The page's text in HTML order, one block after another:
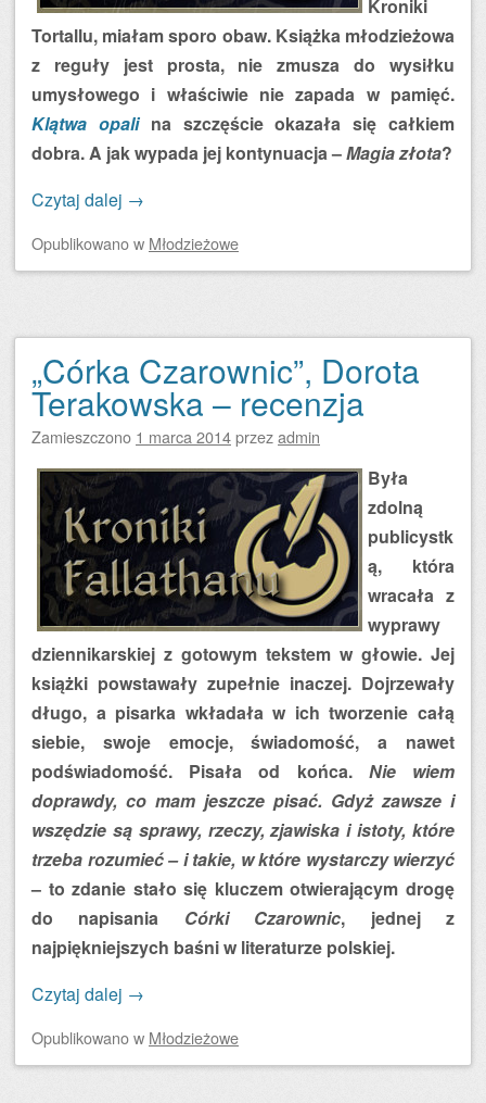
Kroniki
Tortallu, miałam sporo obaw. Książka młodzieżowa
z reguły jest prosta, nie zmusza do wysiłku
umysłowego i właściwie nie zapada w pamięć.
Klątwa opali na szczęście okazała się całkiem
dobra. A jak wypada jej kontynuacja –Magia złota?
Czytaj dalej →
Opublikowanow Młodzieżowe
„Córka Czarownic”, Dorota
Terakowska – recenzja
Zamieszczono 1 marca 2014przezadmin
Była
zdolną
publicystk
ą, która
wracała z
wyprawy
dziennikarskiej z gotowym tekstem w głowie. Jej
książki powstawały zupełnie inaczej. Dojrzewały
długo, a pisarka wkładała w ich tworzenie całą
siebie, swoje emocje, świadomość, a nawet
podświadomość. Pisała od końca. Nie wiem
doprawdy, co mam jeszcze pisać. Gdyż zawsze i
wszędzie są sprawy, rzeczy, zjawiska i istoty, które
trzeba rozumieć – i takie, w które wystarczy wierzyć
– to zdanie stało się kluczem otwierającym drogę
do napisania Córki Czarownic, jednej z
najpiękniejszych baśni w literaturze polskiej.
Czytaj dalej →
Opublikowanow Młodzieżowe